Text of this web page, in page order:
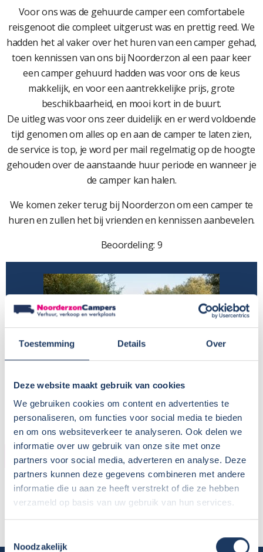
Toestemming Details Over
Deze website maakt gebruik van cookies
We gebruiken cookies om content en advertenties te
personaliseren, om functies voor social media te bieden
en om ons websiteverkeer te analyseren. Ook delen we
informatie over uw gebruik van onze site met onze
partners voor social media, adverteren en analyse. Deze
partners kunnen deze gegevens combineren met andere
informatie die u aan ze heeft verstrekt of die ze hebben
verzameld op basis van uw gebruik van hun services.
Noodzakelijk
Voor ons was de gehuurde camper een comfortabele
reisgenoot die compleet uitgerust was en prettig reed. We
hadden het al vaker over het huren van een camper gehad,
toen kennissen van ons bij Noorderzon al een paar keer
een camper gehuurd hadden was voor ons de keus
makkelijk, en voor een aantrekkelijke prijs, grote
beschikbaarheid, en mooi kort in de buurt.
De uitleg was voor ons zeer duidelijk en er werd voldoende
tijd genomen om alles op en aan de camper te laten zien,
de service is top, je word per mail regelmatig op de hoogte
gehouden over de aanstaande huur periode en wanneer je
de camper kan halen.
We komen zeker terug bij Noorderzon om een camper te
huren en zullen het bij vrienden en kennissen aanbevelen.
Beoordeling: 9
HUURDER
Naam:
Jitse Maandag
Plaats / Provincie:
Zwartsluis - Overijssel